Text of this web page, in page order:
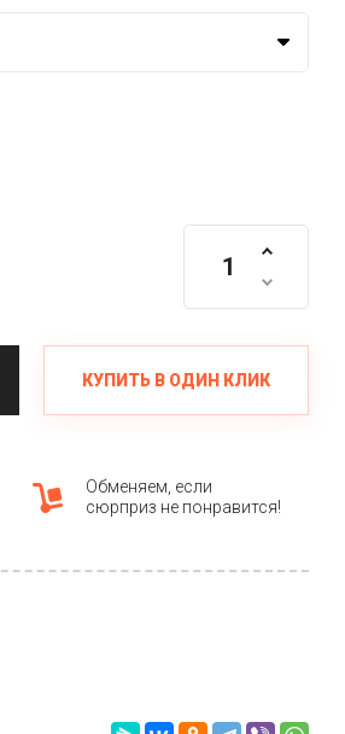
КУПИТЬ В ОДИН КЛИК
Обменяем, если
сюрприз не понравится!